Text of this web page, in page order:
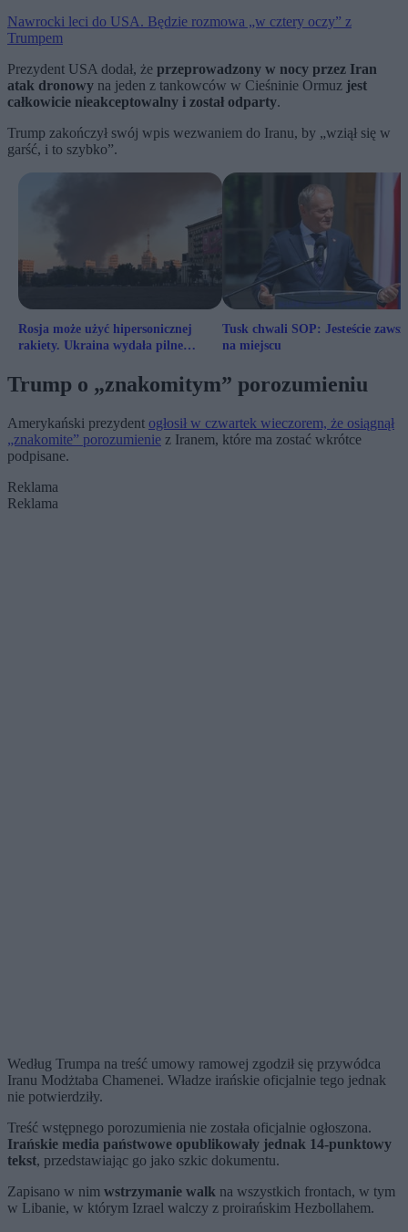
Nawrocki leci do USA. Będzie rozmowa „w cztery oczy” z
Trumpem
Prezydent USA dodał, że przeprowadzony w nocy przez Iran
atak dronowy na jeden z tankowców w Cieśninie Ormuz jest
całkowicie nieakceptowalny i został odparty.
Trump zakończył swój wpis wezwaniem do Iranu, by „wziął się w
garść, i to szybko”.
Rosja może użyć hipersonicznej
rakiety. Ukraina wydała pilne
Tusk chwali SOP: Jesteście
na miejscu
Trump o „znakomitym” porozumieniu
Amerykański prezydent ogłosił w czwartek wieczorem, że osiągnął
„znakomite” porozumienie z Iranem, które ma zostać wkrótce
podpisane.
Reklama
Reklama
Według Trumpa na treść umowy ramowej zgodził się przywódca
Iranu Modżtaba Chamenei. Władze irańskie oficjalnie tego jednak
nie potwierdziły.
Treść wstępnego porozumienia nie została oficjalnie ogłoszona.
Irańskie media państwowe opublikowały jednak 14-punktowy
tekst, przedstawiając go jako szkic dokumentu.
Zapisano w nim wstrzymanie walk na wszystkich frontach, w tym
w Libanie, w którym Izrael walczy z proirańskim Hezbollahem.